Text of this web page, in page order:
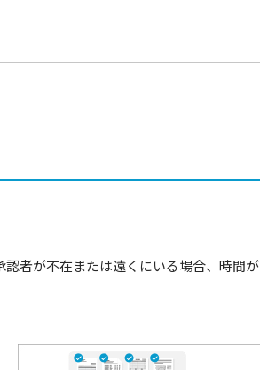
者が不在または遠くにいる場合、時間が